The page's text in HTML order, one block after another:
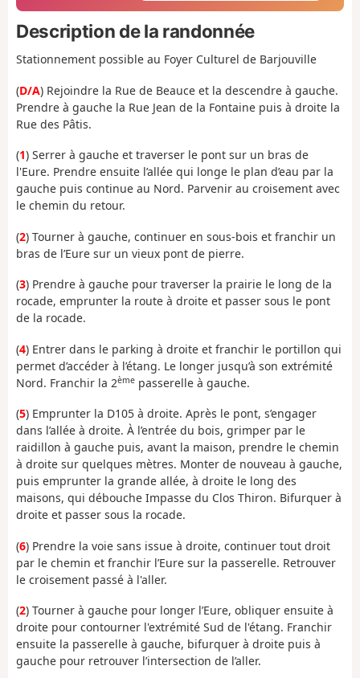
Description de la randonnée
Stationnement possible au Foyer Culturel de Barjouville
(D/A) Rejoindre la Rue de Beauce et la descendre à gauche.
Prendre à gauche la Rue Jean de la Fontaine puis à droite la
Rue des Pâtis.
(1) Serrer à gauche et traverser le pont sur un bras de
l'Eure. Prendre ensuite l’allée qui longe le plan d’eau par la
gauche puis continue au Nord. Parvenir au croisement avec
le chemin du retour.
(2) Tourner à gauche, continuer en sous-bois et franchir un
bras de l’Eure sur un vieux pont de pierre.
(3) Prendre à gauche pour traverser la prairie le long de la
rocade, emprunter la route à droite et passer sous le pont
de la rocade.
(4) Entrer dans le parking à droite et franchir le portillon qui
permet d’accéder à l’étang. Le longer jusqu’à son extrémité
Nord. Franchir la 2ème passerelle à gauche.
(5) Emprunter la D105 à droite. Après le pont, s’engager
dans l’allée à droite. À l’entrée du bois, grimper par le
raidillon à gauche puis, avant la maison, prendre le chemin
à droite sur quelques mètres. Monter de nouveau à gauche,
puis emprunter la grande allée, à droite le long des
maisons, qui débouche Impasse du Clos Thiron. Bifurquer à
droite et passer sous la rocade.
(6) Prendre la voie sans issue à droite, continuer tout droit
par le chemin et franchir l’Eure sur la passerelle. Retrouver
le croisement passé à l'aller.
(2) Tourner à gauche pour longer l’Eure, obliquer ensuite à
droite pour contourner l'extrémité Sud de l'étang. Franchir
ensuite la passerelle à gauche, bifurquer à droite puis à
gauche pour retrouver l’intersection de l’aller.